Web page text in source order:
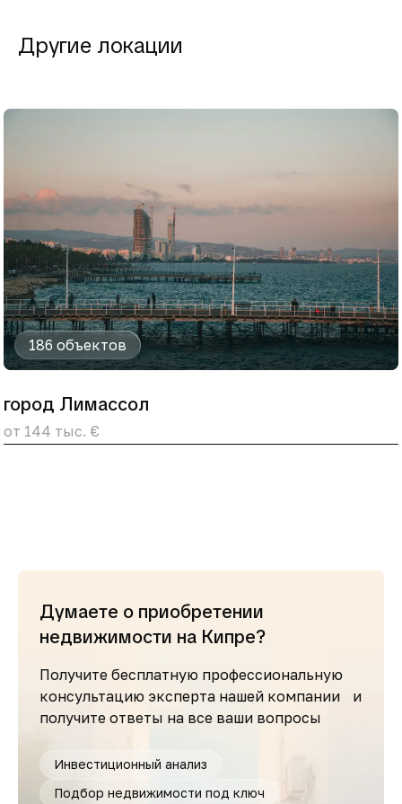
Другие локации
186 объектов
город Лимассол
от 144 тыс. €
Думаете о приобретении
недвижимости на Кипре?
Получите бесплатную профессиональную
консультацию эксперта нашей компании и
получите ответы на все ваши вопросы
Инвестиционный анализ
Подбор недвижимости под ключ